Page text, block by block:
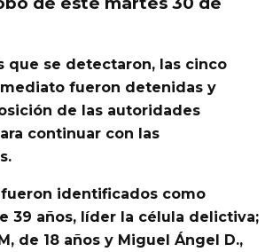
que se detectaron, las cinco
fueron detenidas y
de las autoridades
continuar con las
identificados como
39 años, líder la célula delictiva;
de 18 años y Miguel Ángel D.,